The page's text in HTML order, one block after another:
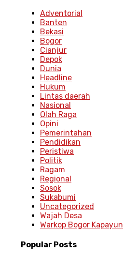
Adventorial
Banten
Bekasi
Bogor
Cianjur
Depok
Dunia
Headline
Hukum
Lintas daerah
Nasional
Olah Raga
Opini
Pemerintahan
Pendidikan
Peristiwa
Politik
Ragam
Regional
Sosok
Sukabumi
Uncategorized
Wajah Desa
Warkop Bogor Kapayun
Popular Posts